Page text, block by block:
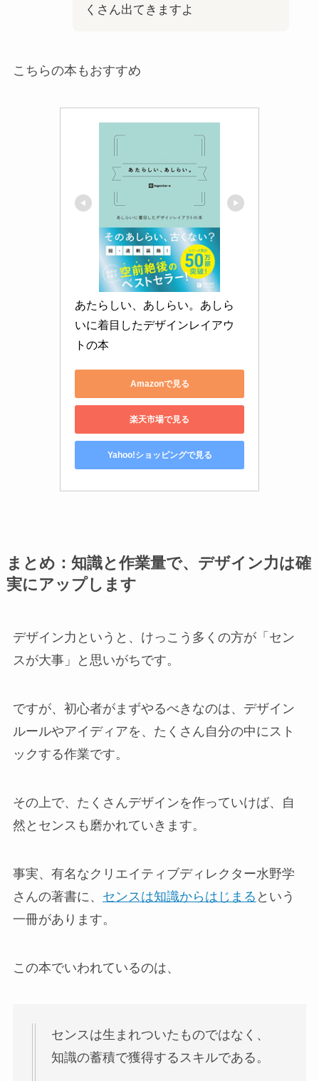
くさん出てきますよ
こちらの本もおすすめ
あたらしい、あしらい。あしら
いに着目したデザインレイアウ
トの本
Amazonで見る
楽天市場で見る
Yahoo!ショッピングで見る
まとめ：知識と作業量で、デザイン力は確
実にアップします
デザイン力というと、けっこう多くの方が「セン
スが大事」と思いがちです。
ですが、初心者がまずやるべきなのは、デザイン
ルールやアイディアを、たくさん自分の中にスト
ックする作業です。
その上で、たくさんデザインを作っていけば、自
然とセンスも磨かれていきます。
事実、有名なクリエイティブディレクター水野学
さんの著書に、 センスは知識からはじまる という
一冊があります。
この本でいわれているのは、
センスは生まれついたものではなく、
知識の蓄積で獲得するスキルである。